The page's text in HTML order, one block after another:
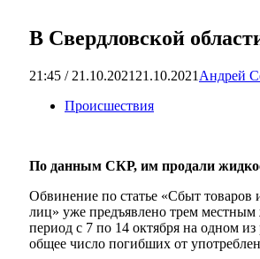
В Свердловской
21:45 / 21.10.2021 21.10.2021 Андрей
Происшествия
По данным СКР, им продали
Обвинение по статье «Сбыт товаров
лиц» уже предъявлено трем местным
период с 7 по 14 октября на одном
общее число погибших от